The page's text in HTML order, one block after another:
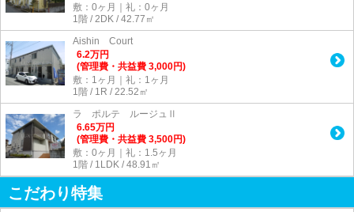
敷：0ヶ月｜礼：0ヶ月
1階 / 2DK / 42.77㎡
Aishin Court
6.2万円
(管理費・共益費 3,000円)
敷：1ヶ月｜礼：1ヶ月
1階 / 1R / 22.52㎡
ラ ポルテ ルージュⅡ
6.65万円
(管理費・共益費 3,500円)
敷：0ヶ月｜礼：1.5ヶ月
1階 / 1LDK / 48.91㎡
こだわり特集